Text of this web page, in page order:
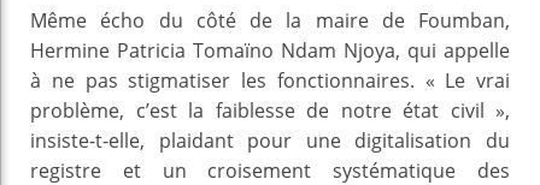
Même écho du côté de la maire de Foumban,
Hermine Patricia Tomaïno Ndam Njoya, qui appelle
à ne pas stigmatiser les fonctionnaires. « Le vrai
problème, c’est la faiblesse de notre état civil »,
insiste-t-elle, plaidant pour une digitalisation du
registre et un croisement systématique des